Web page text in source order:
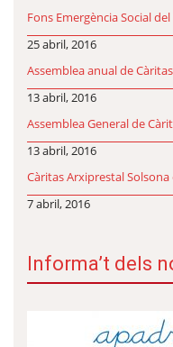
Fons Emergència Social
25 abril, 2016
Assemblea anual de
13 abril, 2016
Assemblea General de
13 abril, 2016
Càritas Arxiprestal
7 abril, 2016
Informa’t dels